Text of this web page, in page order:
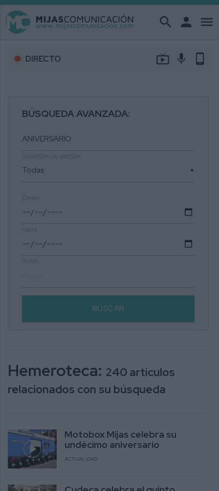
search person menu
DIRECTO live_tv mic phone_android
BÚSQUEDA AVANZADA:
▼
BUSCAR
Hemeroteca: 240 artículos
relacionados con su búsqueda
Motobox Mijas celebra su
undécimo aniversario
ACTUALIDAD